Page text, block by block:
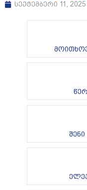
სექტემბერი 11, 2025